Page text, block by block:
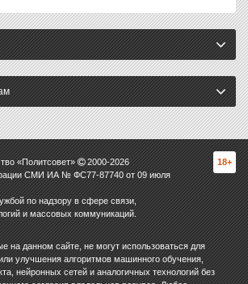
«Политсовет» 2000-2026
СМИ ИА № ФС77-87740 от 09 июля
по надзору в сфере связи,
и массовых коммуникаций.
18+
на данном сайте, не могут использоваться для
улучшения алгоритмов машинного обучения,
нейронных сетей и аналогичных технологий без